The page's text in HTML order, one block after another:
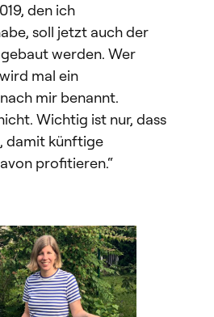
den ich
soll jetzt auch der
werden. Wer
mal ein
mir benannt.
Wichtig ist nur, dass
damit künftige
profitieren.“